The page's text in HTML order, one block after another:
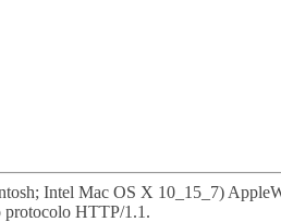
Intel Mac OS X 10_15_7)
protocolo HTTP/1.1.